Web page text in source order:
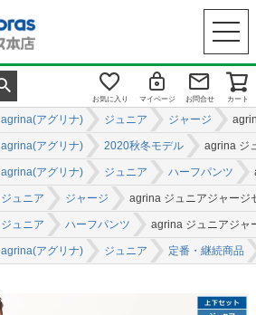
お気に入り マイページ お問合せ カート
agrina(アグリナ) ジュニア ジャージ
agrina(アグリナ) 2020秋冬モデル agrina ジ
agrina(アグリナ) ジュニア ハーフパンツ
ジュニア ジャージ agrina ジュニアジャージ
ジュニア ハーフパンツ agrina ジュニアジャ
agrina(アグリナ) ジュニア 定番・継続商品